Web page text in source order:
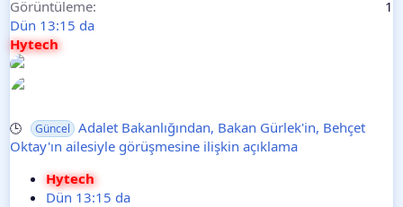
Görüntüleme
1
Dün 13:15 da
Hytech
🕒 Güncel
Adalet Bakanlığından, Bakan Gürlek'in, Behçet
Oktay'ın ailesiyle görüşmesine ilişkin açıklama
Hytech
Dün 13:15 da